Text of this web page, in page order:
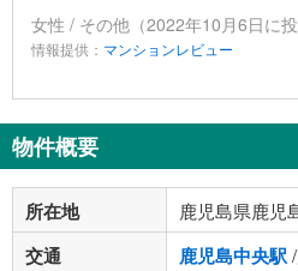
女性 / その他（2022年10月6日に投
情報提供： マンションレビュー
物件概要
所在地 鹿児島県鹿児
交通 鹿児島中央駅